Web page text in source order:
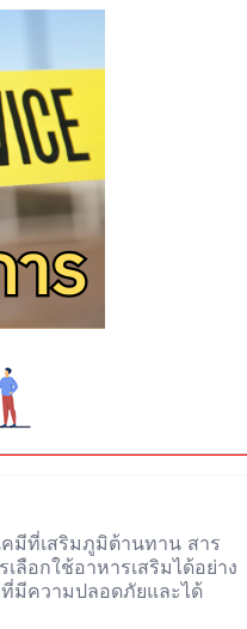
มีที่เสริมภูมิต้านทาน สาร
ลือกใช้อาหารเสริมได้อย่าง
มีความปลอดภัยและได้